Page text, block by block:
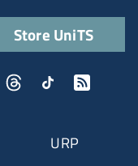
URP
Store UniTS